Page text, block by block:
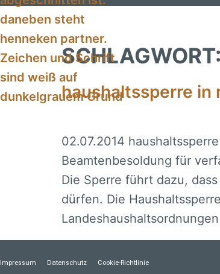
springen
SCHLAGWORT:
haushaltssperre in
02.07.2014
Beamtenbesoldung für
Die Sperre führt dazu,
dürfen. Die
Impressum Datenschutz Cookie-Richtlinie